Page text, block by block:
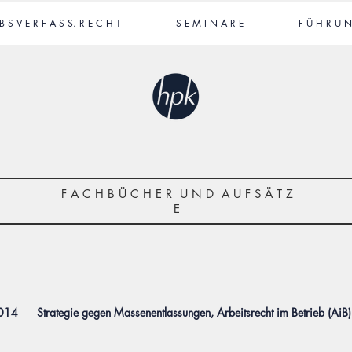
S V E R F A S S. R E C H T S E M I N A R E F Ü H R U
F A C H B Ü C H E R U N D A U F S Ä T Z
E
Strategie gegen Massenentlassungen, Arbeitsrecht im Betrieb (AiB)